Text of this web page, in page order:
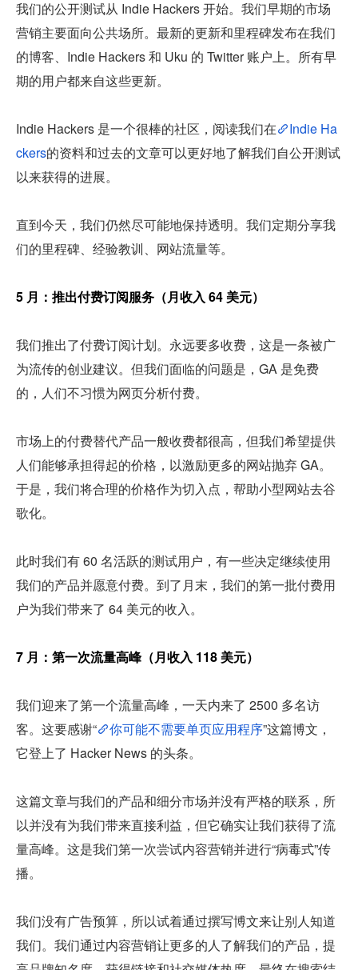
我们的公开测试从 Indie Hackers 开始。我们早期的市场
营销主要面向公共场所。最新的更新和里程碑发布在我们
的博客、Indie Hackers 和 Uku 的 Twitter 账户上。所有早
期的用户都来自这些更新。
Indie Hackers 是一个很棒的社区，阅读我们在
Indie Ha
ckers的资料和过去的文章可以更好地了解我们自公开测试
以来获得的进展。
直到今天，我们仍然尽可能地保持透明。我们定期分享我
们的里程碑、经验教训、网站流量等。
5 月：推出付费订阅服务（月收入 64 美元）
我们推出了付费订阅计划。永远要多收费，这是一条被广
为流传的创业建议。但我们面临的问题是，GA 是免费
的，人们不习惯为网页分析付费。
市场上的付费替代产品一般收费都很高，但我们希望提供
人们能够承担得起的价格，以激励更多的网站抛弃 GA。
于是，我们将合理的价格作为切入点，帮助小型网站去谷
歌化。
此时我们有 60 名活跃的测试用户，有一些决定继续使用
我们的产品并愿意付费。到了月末，我们的第一批付费用
户为我们带来了 64 美元的收入。
7 月：第一次流量高峰（月收入 118 美元）
我们迎来了第一个流量高峰，一天内来了 2500 多名访
客。这要感谢“
你可能不需要单页应用程序”这篇博文，
它登上了 Hacker News 的头条。
这篇文章与我们的产品和细分市场并没有严格的联系，所
以并没有为我们带来直接利益，但它确实让我们获得了流
量高峰。这是我们第一次尝试内容营销并进行“病毒式”传
播。
我们没有广告预算，所以试着通过撰写博文来让别人知道
我们。我们通过内容营销让更多的人了解我们的产品，提